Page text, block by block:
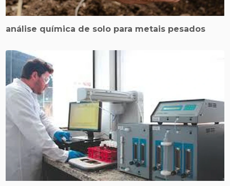
análise química de solo para metais pesados